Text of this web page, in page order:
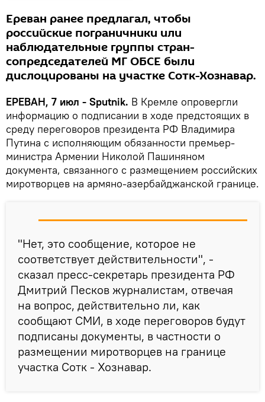
Ереван ранее предлагал, чтобы
российские пограничники или
наблюдательные группы стран-
сопредседателей МГ ОБСЕ были
дислоцированы на участке Сотк-Хознавар.
ЕРЕВАН, 7 июл - Sputnik. В Кремле опровергли
информацию о подписании в ходе предстоящих в
среду переговоров президента РФ Владимира
Путина с исполняющим обязанности премьер-
министра Армении Николой Пашиняном
документа, связанного с размещением российских
миротворцев на армяно-азербайджанской границе.
"Нет, это сообщение, которое не
соответствует действительности", -
сказал пресс-секретарь президента РФ
Дмитрий Песков журналистам, отвечая
на вопрос, действительно ли, как
сообщают СМИ, в ходе переговоров будут
подписаны документы, в частности о
размещении миротворцев на границе
участка Сотк - Хознавар.